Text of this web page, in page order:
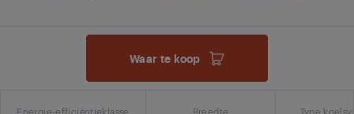
Waar te koop